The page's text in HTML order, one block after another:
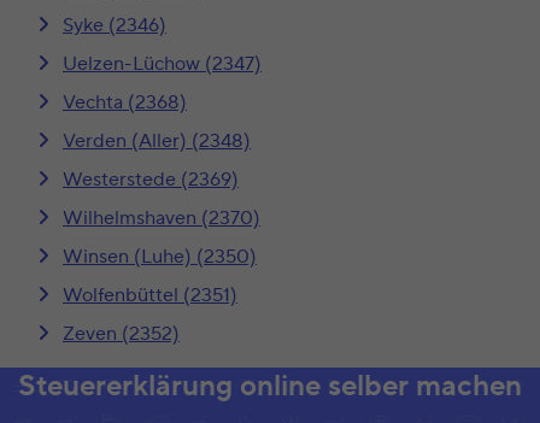
Syke (2346)
Uelzen-Lüchow (2347)
Vechta (2368)
Verden (Aller) (2348)
Westerstede (2369)
Wilhelmshaven (2370)
Winsen (Luhe) (2350)
Wolfenbüttel (2351)
Zeven (2352)
Steuererklärung online selber machen